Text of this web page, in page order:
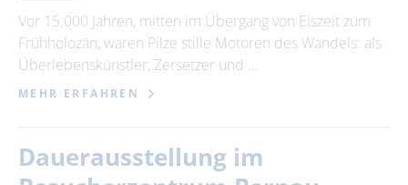
Vor 15.000 Jahren, mitten im Übergang von Eiszeit zum
Frühholozän, waren Pilze stille Motoren des Wandels: als
Überlebenskünstler, Zersetzer und …
MEHR ERFAHREN
Dauerausstellung im